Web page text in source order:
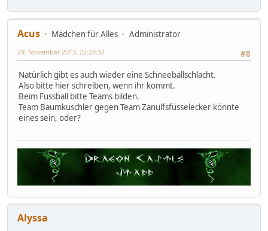
Acus Mädchen für Alles
Administrator
#8
29. November 2013, 22:23:37
Natürlich gibt es auch wieder eine Schneeballschlacht.
Also bitte hier schreiben, wenn ihr kommt.
Beim Fussball bitte Teams bilden.
Team Baumkuschler gegen Team Zanulfsfüsselecker könnte
eines sein, oder?
Alyssa